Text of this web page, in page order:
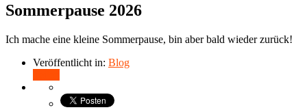
Sommerpause 2026
Ich mache eine kleine Sommerpause, bin aber bald wieder zurück!
Veröffentlicht in: Blog